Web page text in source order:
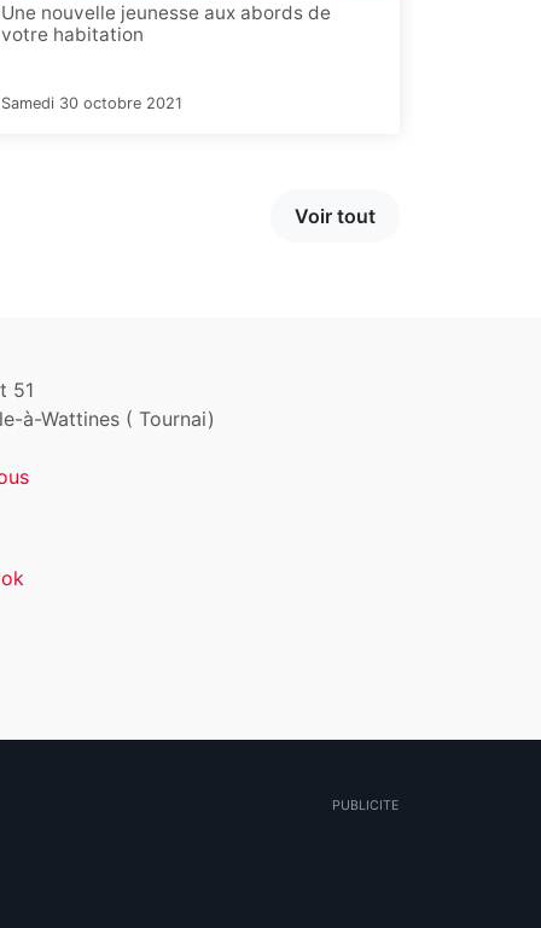
Une nouvelle jeunesse aux abords de
votre habitation
Samedi 30 octobre 2021
Voir tout
51
à-Wattines ( Tournai)
PUBLICITE